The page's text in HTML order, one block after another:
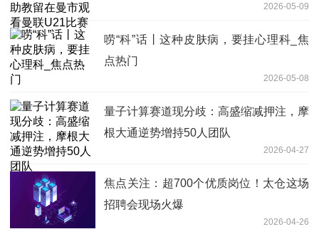
2026-05-09
唠“科”话丨这种皮肤病，要挂心理科_焦
点热门
2026-05-08
量子计算赛道现分歧：高盛缩减押注，摩
根大通逆势增持50人团队
2026-04-27
焦点关注：超700个优质岗位！太仓这场
招聘会现场火爆
2026-04-26